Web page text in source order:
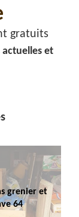
gratuits
et
grenier et
64